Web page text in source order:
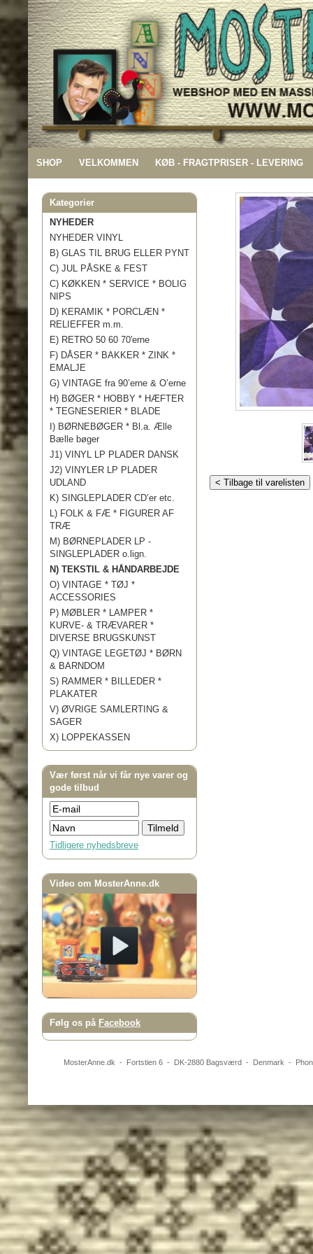
SHOP VELKOMMEN KØB - FRAGTPRISER - LEVERING
Kategorier
NYHEDER
NYHEDER VINYL
B) GLAS TIL BRUG ELLER PYNT
C) JUL PÅSKE & FEST
C) KØKKEN * SERVICE * BOLIG
NIPS
D) KERAMIK * PORCLÆN *
RELIEFFER m.m.
E) RETRO 50 60 70'erne
F) DÅSER * BAKKER * ZINK *
EMALJE
G) VINTAGE fra 90’erne & O’erne
H) BØGER * HOBBY * HÆFTER
* TEGNESERIER * BLADE
I) BØRNEBØGER * Bl.a. Ælle
Bælle bøger
J1) VINYL LP PLADER DANSK
J2) VINYLER LP PLADER
UDLAND
K) SINGLEPLADER CD’er etc.
L) FOLK & FÆ * FIGURER AF
TRÆ
M) BØRNEPLADER LP -
SINGLEPLADER o.lign.
N) TEKSTIL & HÅNDARBEJDE
O) VINTAGE * TØJ *
ACCESSORIES
P) MØBLER * LAMPER *
KURVE- & TRÆVARER *
DIVERSE BRUGSKUNST
Q) VINTAGE LEGETØJ * BØRN
& BARNDOM
S) RAMMER * BILLEDER *
PLAKATER
V) ØVRIGE SAMLERTING &
SAGER
X) LOPPEKASSEN
Vær først når vi får nye varer og
gode tilbud
Tidligere nyhedsbreve
Video om MosterAnne.dk
Følg os på Facebook
< Tilbage til varelisten
MosterAnne.dk - Fortstien 6- DK-2880 Bagsværd- Denmark -